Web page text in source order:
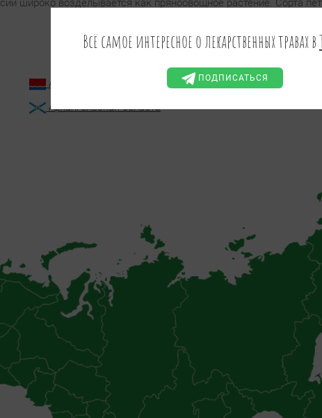
широко возделывается как пряноовощное растение. Сорта
Амурская область
Архангельская область
Всё самое интересное о лекарственных травах в
ПОДПИСАТЬСЯ